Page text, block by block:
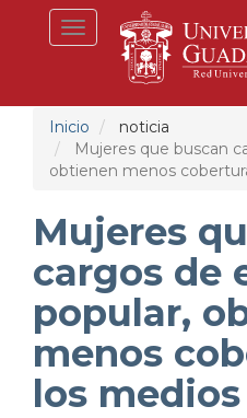
Toggle
navigation
Inicio
noticia
Mujeres que buscan
obtienen menos
Mujeres
cargos de
popular,
menos
los medios